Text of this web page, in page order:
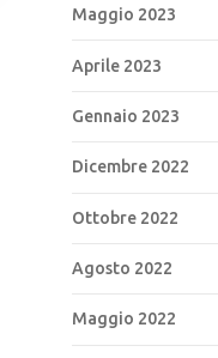
Maggio 2023
Aprile 2023
Gennaio 2023
Dicembre 2022
Ottobre 2022
Agosto 2022
Maggio 2022